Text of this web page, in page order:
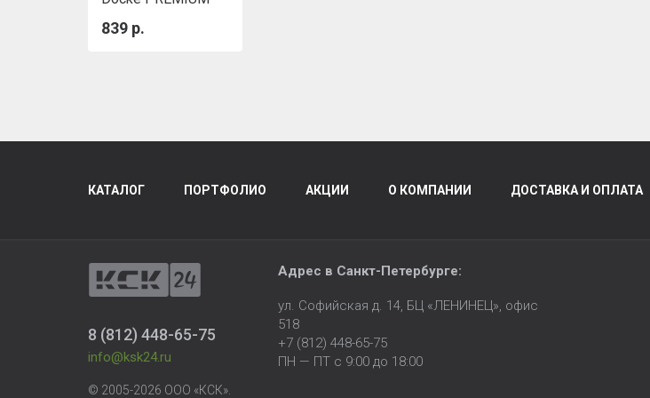
839 р.
КАТАЛОГ ПОРТФОЛИО АКЦИИ О КОМПАНИИ ДОСТАВКА И ОПЛАТА
8 (812) 448-65-75
info@ksk24.ru
© 2005-2026 ООО «КСК».
Адрес в Санкт-Петербурге:
ул. Софийская д. 14, БЦ «ЛЕНИНЕЦ», офис
518
+7 (812) 448-65-75
ПН — ПТ с 9:00 до 18:00